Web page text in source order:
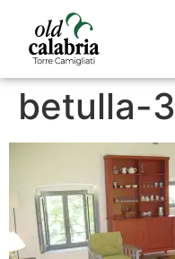
betulla-3